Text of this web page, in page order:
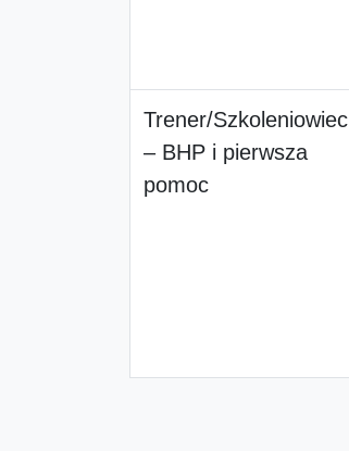
Trener/Szkoleniowiec
– BHP i pierwsza
pomoc